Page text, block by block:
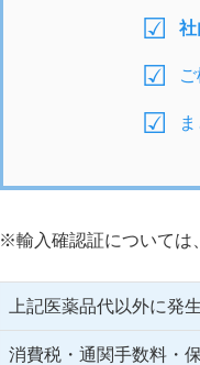
社
※輸入確認証については
上記医薬品代以外に発
消費税・通関手数料・